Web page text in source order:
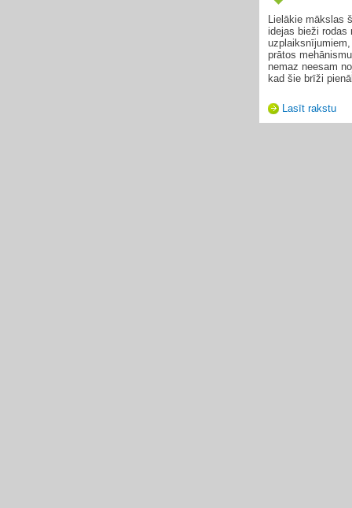
Lielākie mākslas
idejas bieži rodas
prātos
nemaz neesam
kad šie brīži
Lasīt rakstu